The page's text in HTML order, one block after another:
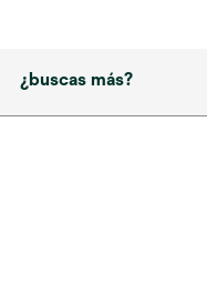
¿buscas más?